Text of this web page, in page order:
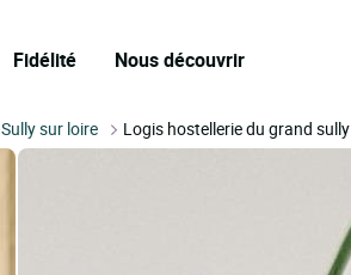
Fidélité Nous découvrir
Sully sur loire Logis hostellerie du grand sully